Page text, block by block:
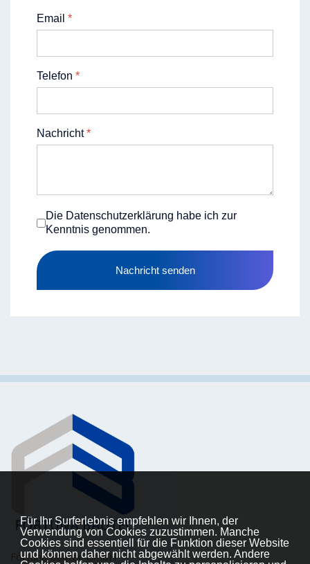
Für Ihr Surferlebnis empfehlen wir Ihnen, der
Verwendung von Cookies zuzustimmen. Manche
Cookies sind essentiell für die Funktion dieser Website
und können daher nicht abgewählt werden. Andere
Email *
Telefon *
Nachricht*
Die Datenschutzerklärung habe ich zur
Kenntnis genommen.
Nachricht senden
Fortuna Bautec GmbH